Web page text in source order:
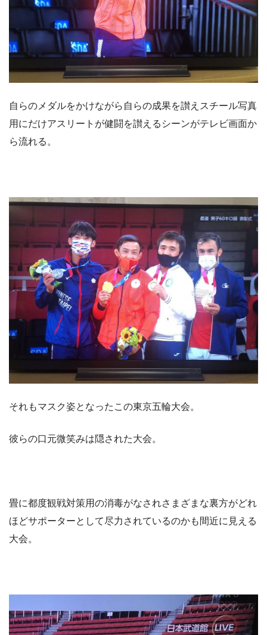
自らのメダルをかけながら自らの成果を讃えスチール写真
用にだけアスリートが健闘を讃えるシーンがテレビ画面か
ら流れる。
それもマスク姿となったこの東京五輪大会。
彼らの口元微笑みは隠された大会。
畳に都度観戦対策用の消毒がなされさまざまな裏方がどれ
ほどサポーターとして尽力されているのかも間近に見える
大会。